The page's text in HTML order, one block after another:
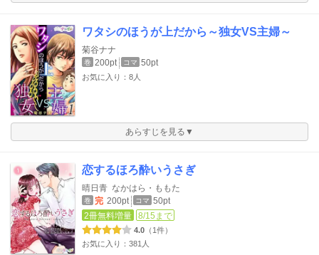
ワタシのほうが上だから～独女VS主婦～
菊谷ナナ
巻 200pt コマ 50pt
お気に入り：8人
あらすじを見る▼
恋するほろ酔いうさぎ
晴日青 なかはら・ももた
巻 完 200pt コマ 50pt
2冊無料増量
8/15まで
4.0 （1件）
お気に入り：381人